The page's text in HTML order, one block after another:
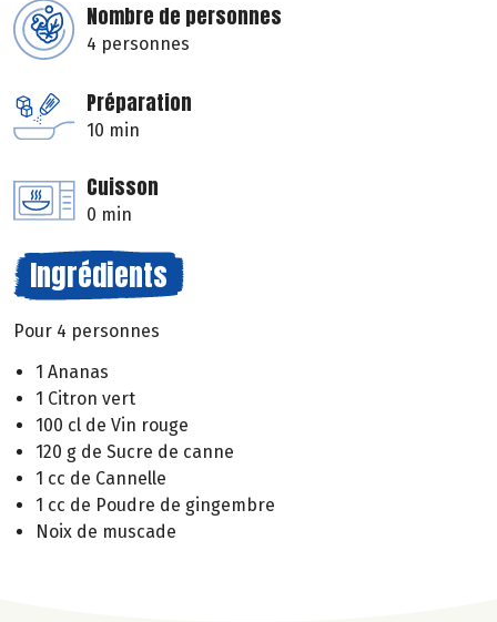
Nombre de personnes
4 personnes
Préparation
10 min
Cuisson
0 min
Ingrédients
Pour 4 personnes
1 Ananas
1 Citron vert
100 cl de Vin rouge
120 g de Sucre de canne
1 cc de Cannelle
1 cc de Poudre de gingembre
Noix de muscade